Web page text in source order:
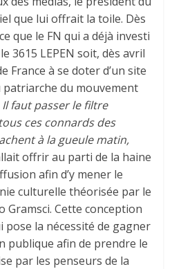
que lui offrait la toile. Dès
que le FN qui a déjà investi
3615 LEPEN soit, dès avril
France à se doter d’un site
du mouvement
Il faut passer le filtre
ces connards des
à la gueule matin,
offrir au parti de la haine
afin d’y mener le
culturelle théorisée par le
Cette conception
la nécessité de gagner
publique afin de prendre le
par les penseurs de la